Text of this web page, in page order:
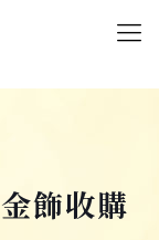
飾收購